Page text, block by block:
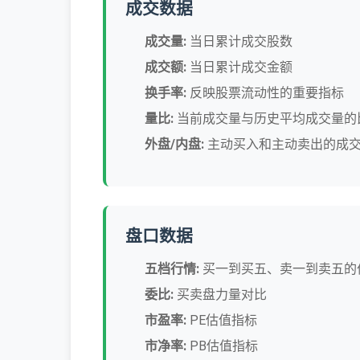
成交数据
成交量: 当日累计成交股数
成交额: 当日累计成交金额
换手率: 反映股票流动性的重要指标
量比: 当前成交量与历史平均成交量的
外盘/内盘: 主动买入和主动卖出的成
盘口数据
五档行情: 买一到买五、卖一到卖五
委比: 买卖盘力量对比
市盈率: PE估值指标
市净率: PB估值指标